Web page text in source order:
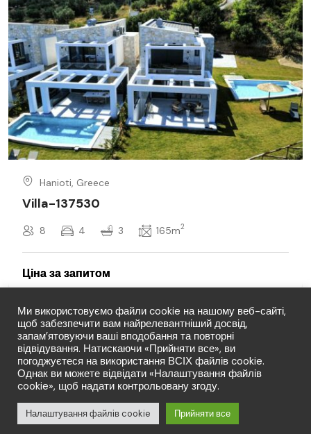
0
Hanioti, Greece
Villa-137530
8 4 3 165m2
© Copyright LFT 2026. Права захищено.
Ми використовуємо файли cookie на нашому веб-сайті,
щоб забезпечити вам найрелевантніший досвід,
запам’ятовуючи ваші вподобання та повторні
відвідування. Натискаючи «Прийняти все», ви
погоджуєтеся на використання ВСІХ файлів cookie.
Однак ви можете відвідати «Налаштування файлів
cookie», щоб надати контрольовану згоду.
Налаштування файлів cookie Прийняти все